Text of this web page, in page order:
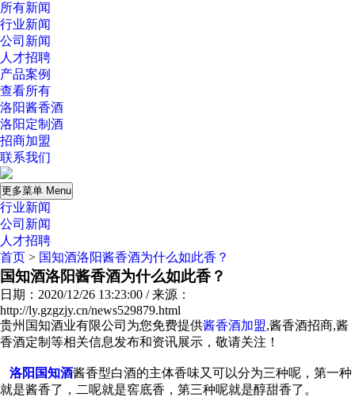
所有新闻
行业新闻
公司新闻
人才招聘
产品案例
查看所有
洛阳酱香酒
洛阳定制酒
招商加盟
联系我们
更多菜单 Menu
行业新闻
公司新闻
人才招聘
首页 > 国知酒洛阳酱香酒为什么如此香？
国知酒洛阳酱香酒为什么如此香？
日期：2020/12/26 13:23:00 / 来源：
http://ly.gzgzjy.cn/news529879.html
贵州国知酒业有限公司为您免费提供酱香酒加盟,酱香酒招商,酱
香酒定制等相关信息发布和资讯展示，敬请关注！
洛阳国知酒酱香型白酒的主体香味又可以分为三种呢，第一种
就是酱香了，二呢就是窖底香，第三种呢就是醇甜香了。